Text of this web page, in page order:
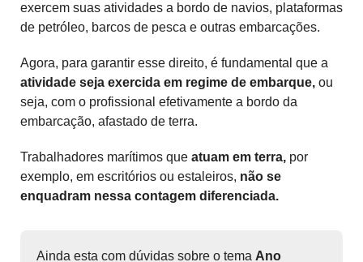
exercem suas atividades a bordo de navios, plataformas
de petróleo, barcos de pesca e outras embarcações.
Agora, para garantir esse direito, é fundamental que a
atividade seja exercida em regime de embarque, ou
seja, com o profissional efetivamente a bordo da
embarcação, afastado de terra.
Trabalhadores marítimos que atuam em terra, por
exemplo, em escritórios ou estaleiros, não se
enquadram nessa contagem diferenciada.
Ainda esta com dúvidas sobre o tema Ano